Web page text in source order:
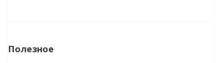
Полезное